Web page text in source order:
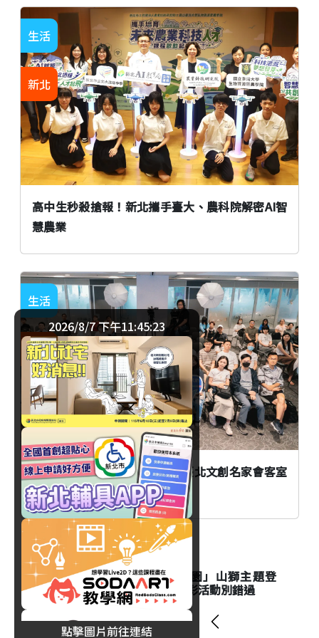
高中生秒殺搶報！新北攜手臺大、農科院解密AI智
慧農業
生活
新北
AI時代創作者如何不被取代？臺北文創名家會客室
談From AI to I
生活
臺北
生活
台北市立動物園「夜間動物園」山獅主題登
場！Keeper's Talk資訊與精彩活動別錯過
2026/8/7 下午11:45:23
點擊圖片前往連結